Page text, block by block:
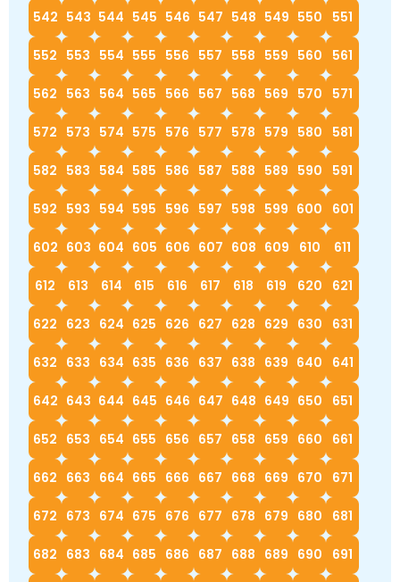
542 543 544 545 546 547 548 549 550 551
552 553 554 555 556 557 558 559 560 561
562 563 564 565 566 567 568 569 570 571
572 573 574 575 576 577 578 579 580 581
582 583 584 585 586 587 588 589 590 591
592 593 594 595 596 597 598 599 600 601
602 603 604 605 606 607 608 609 610 611
612 613 614 615 616 617 618 619 620 621
622 623 624 625 626 627 628 629 630 631
632 633 634 635 636 637 638 639 640 641
642 643 644 645 646 647 648 649 650 651
652 653 654 655 656 657 658 659 660 661
662 663 664 665 666 667 668 669 670 671
672 673 674 675 676 677 678 679 680 681
682 683 684 685 686 687 688 689 690 691